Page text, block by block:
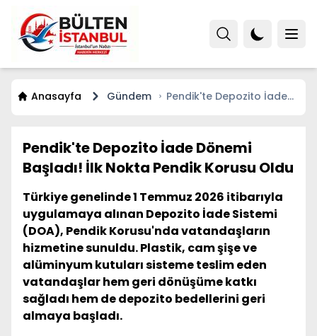
Anasayfa Gündem
Pendik'te Depozito İade
Pendik'te Depozito İade Dönemi
Başladı! İlk Nokta Pendik Korusu Oldu
Türkiye genelinde 1 Temmuz 2026 itibarıyla
uygulamaya alınan Depozito İade Sistemi
(DOA), Pendik Korusu'nda vatandaşların
hizmetine sunuldu. Plastik, cam şişe ve
alüminyum kutuları sisteme teslim eden
vatandaşlar hem geri dönüşüme katkı
sağladı hem de depozito bedellerini geri
almaya başladı.